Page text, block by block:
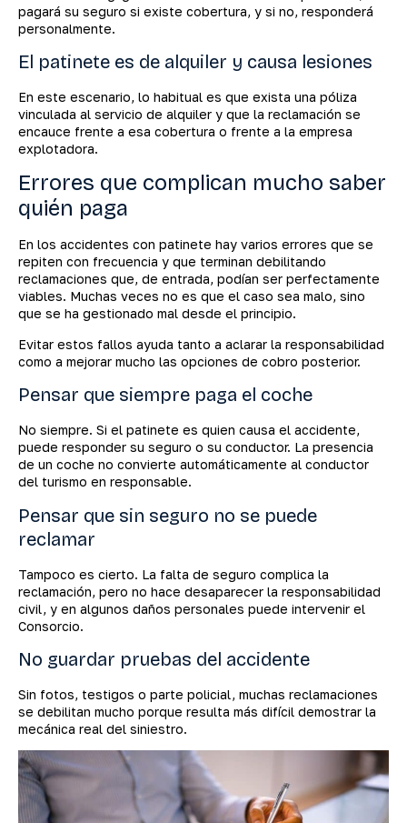
pagará su seguro si existe cobertura, y si no, responderá
personalmente.
El patinete es de alquiler y causa lesiones
En este escenario, lo habitual es que exista una póliza
vinculada al servicio de alquiler y que la reclamación se
encauce frente a esa cobertura o frente a la empresa
explotadora.
Errores que complican mucho saber
quién paga
En los accidentes con patinete hay varios errores que se
repiten con frecuencia y que terminan debilitando
reclamaciones que, de entrada, podían ser perfectamente
viables. Muchas veces no es que el caso sea malo, sino
que se ha gestionado mal desde el principio.
Evitar estos fallos ayuda tanto a aclarar la responsabilidad
como a mejorar mucho las opciones de cobro posterior.
Pensar que siempre paga el coche
No siempre. Si el patinete es quien causa el accidente,
puede responder su seguro o su conductor. La presencia
de un coche no convierte automáticamente al conductor
del turismo en responsable.
Pensar que sin seguro no se puede
reclamar
Tampoco es cierto. La falta de seguro complica la
reclamación, pero no hace desaparecer la responsabilidad
civil, y en algunos daños personales puede intervenir el
Consorcio.
No guardar pruebas del accidente
Sin fotos, testigos o parte policial, muchas reclamaciones
se debilitan mucho porque resulta más difícil demostrar la
mecánica real del siniestro.